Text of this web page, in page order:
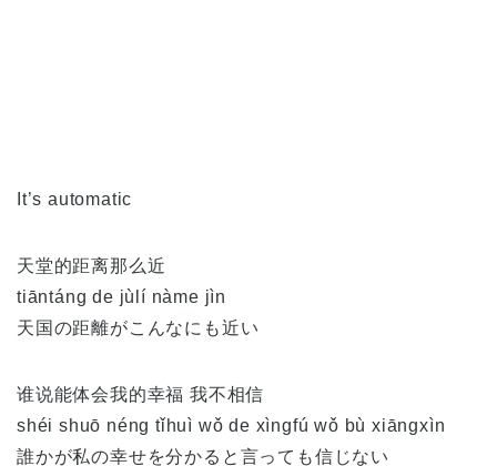
It’s automatic
天堂的距离那么近
tiāntáng de jùlí nàme jìn
天国の距離がこんなにも近い
谁说能体会我的幸福 我不相信
shéi shuō néng tǐhuì wǒ de xìngfú wǒ bù xiāngxìn
誰かが私の幸せを分かると言っても信じない